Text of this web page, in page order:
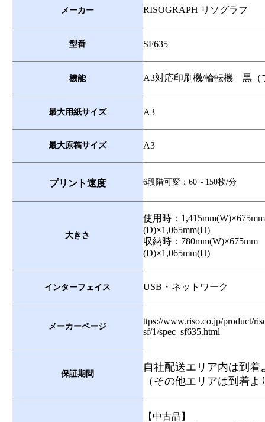
メーカー RISOGRAPH リソグラフ
型番 SF635
機能 A3対応印刷機/輪転機 黒（
最大用紙サイズ A3
最大原稿サイズ A3
プリント速度 6段階可変：60～150枚/分
大きさ
使用時：1,415mm(W)×675mm
(D)×1,065mm(H)
収納時：780mm(W)×675mm
(D)×1,065mm(H)
インターフェイス USB・ネットワーク
メーカーページ
ttps://www.riso.co.jp/product/
sf/1/spec_sf635.html
保証期間
自社配送エリア内は到着
（その他エリアは到着
【中古品】